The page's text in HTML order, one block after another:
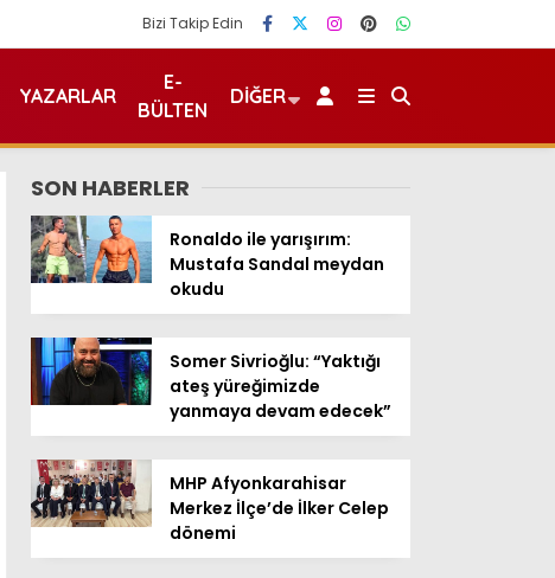
Bizi Takip Edin
YAZARLAR
E-
BÜLTEN
DIĞER
SON HABERLER
Ronaldo ile yarışırım:
Mustafa Sandal meydan
okudu
Somer Sivrioğlu: “Yaktığı
ateş yüreğimizde
yanmaya devam edecek”
MHP Afyonkarahisar
Merkez İlçe’de İlker Celep
dönemi